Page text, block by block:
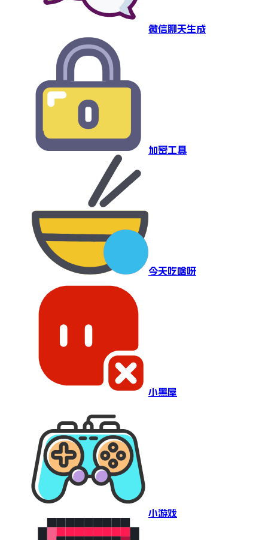
微信聊天生成
加密工具
今天吃啥呀
小黑屋
小游戏